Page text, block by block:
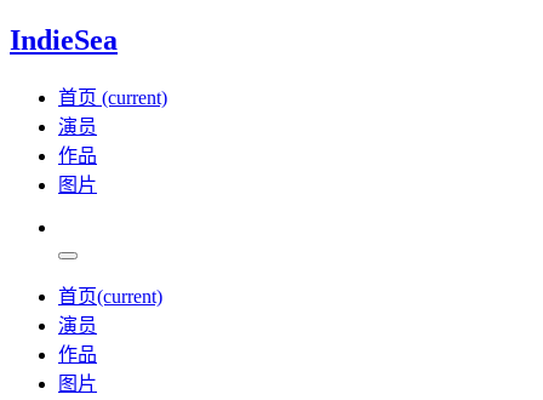
IndieSea
首页 (current)
演员
作品
图片
首页(current)
演员
作品
图片